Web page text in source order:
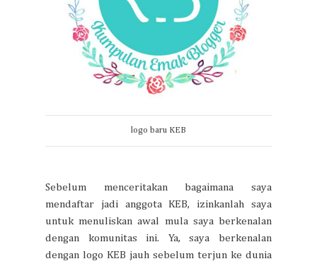
logo baru KEB
Sebelum menceritakan bagaimana saya
mendaftar jadi anggota KEB, izinkanlah saya
untuk menuliskan awal mula saya berkenalan
dengan komunitas ini. Ya, saya berkenalan
dengan logo KEB jauh sebelum terjun ke dunia